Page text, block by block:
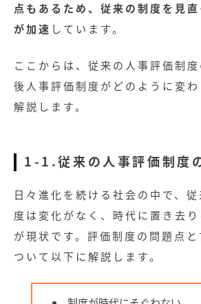
点もあるため、従来の制度を見
が加速 しています。
ここからは、従来の人事評価制
後人事評価制度がどのように変
解説します。
1-1.従来の人事評価制度
日々進化を続ける社会の中で、
度は変化がなく、時代に置き去
が現状です。評価制度の問題点
ついて以下に解説します。